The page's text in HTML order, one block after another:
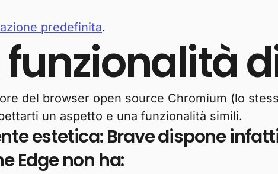
predefinita.
del browser open source Chromium (lo
un aspetto e una funzionalità simili.
estetica: Brave dispone
Edge non ha: